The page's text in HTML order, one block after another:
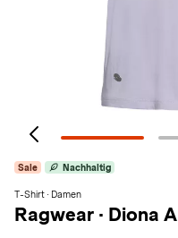
Sale Nachhaltig
T-Shirt · Damen
Ragwear · Diona A